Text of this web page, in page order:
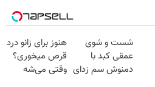
شست و شوی
عمقی کبد با
دمنوش سم زدای
هنوز برای زانو درد
قرص میخوری؟
وقتی می‌شه